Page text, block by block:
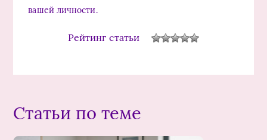
вашей личности.
Рейтинг статьи
Статьи по теме